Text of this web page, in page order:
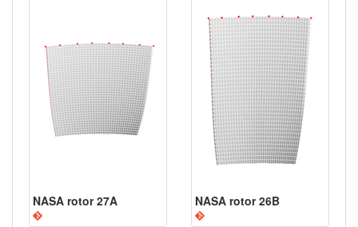
NASA rotor 27A NASA rotor 26B